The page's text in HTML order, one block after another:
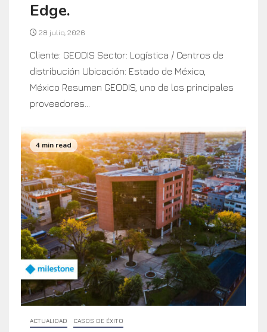
Edge.
28 julio, 2026
Cliente: GEODIS Sector: Logística / Centros de
distribución Ubicación: Estado de México,
México Resumen GEODIS, uno de los principales
proveedores...
4 min read
ACTUALIDAD CASOS DE ÉXITO